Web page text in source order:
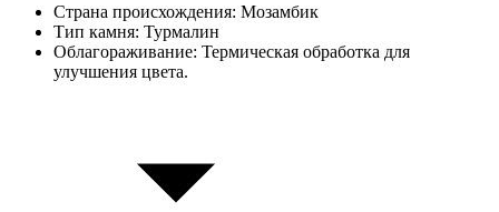
Страна происхождения: Мозамбик
Тип камня: Турмалин
Облагораживание: Термическая обработка для
улучшения цвета.